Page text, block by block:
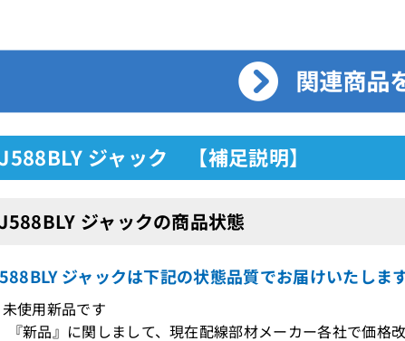
ジャック 【補足説明】
ジャックの商品状態
ジャックは下記の状態品質でお届けいたしま
使用新品です
新品』に関しまして、現在配線部材メーカー各社で価格